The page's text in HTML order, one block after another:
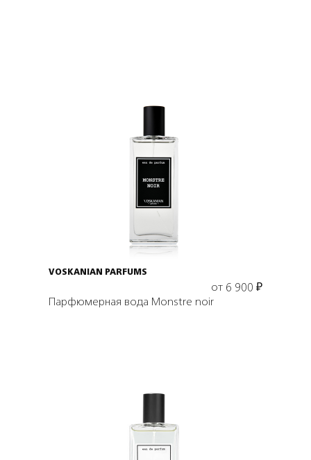
Выбрать объем
VOSKANIAN PARFUMS
от 6 900 ₽
Парфюмерная вода Monstre noir